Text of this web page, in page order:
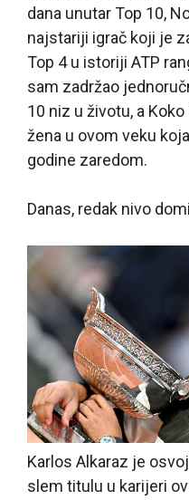
dana unutar Top 10,
najstariji igrač koji je
Top 4 u istoriji ATP
sam zadržao
10 niz u životu, a
žena u ovom veku
godine zaredom.
Danas, redak nivo
Karlos Alkaraz je
slem titulu u karijeri